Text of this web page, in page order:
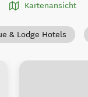
Kartenansicht
& Lodge Hotels